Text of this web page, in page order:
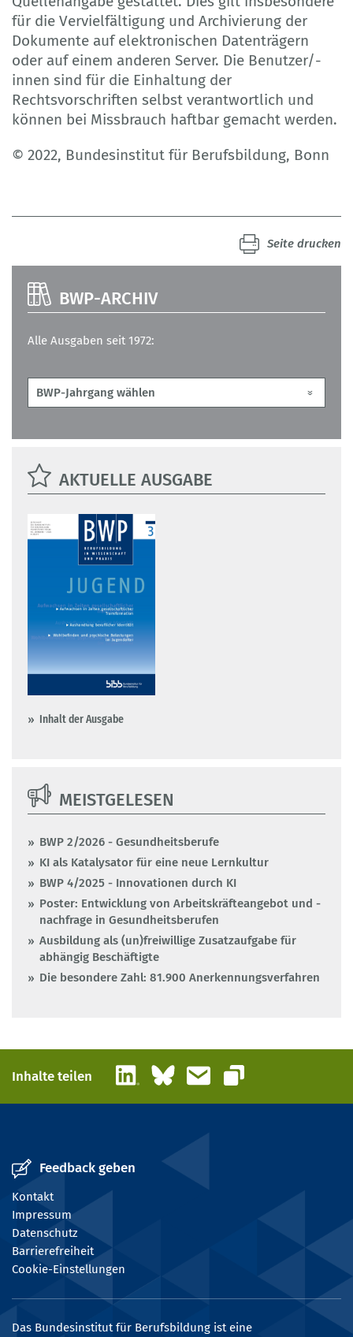
für die Vervielfältigung und Archivierung der
Dokumente auf elektronischen Datenträgern
oder auf einem anderen Server. Die Benutzer/-
innen sind für die Einhaltung der
Rechtsvorschriften selbst verantwortlich und
können bei Missbrauch haftbar gemacht werden.
© 2022, Bundesinstitut für Berufsbildung, Bonn
Seite drucken
BWP-ARCHIV
Alle Ausgaben seit 1972:
AKTUELLE AUSGABE
Inhalt der Ausgabe
MEISTGELESEN
BWP 2/2026 - Gesundheitsberufe
KI als Katalysator für eine neue Lernkultur
BWP 4/2025 - Innovationen durch KI
Poster: Entwicklung von Arbeitskräfteangebot und -
nachfrage in Gesundheitsberufen
Ausbildung als (un)freiwillige Zusatzaufgabe für
abhängig Beschäftigte
Die besondere Zahl: 81.900 Anerkennungsverfahren
Inhalte teilen LinkedInBlueskyE-Mail
Link kopieren
Feedback geben
Kontakt
Impressum
Datenschutz
Barrierefreiheit
Cookie-Einstellungen
Das Bundesinstitut für Berufsbildung ist eine